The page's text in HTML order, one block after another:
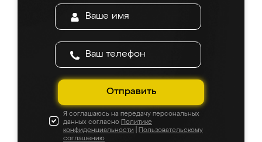
Отправить
Я соглашаюсь на передачу персональных
данных согласно Политике
конфиденциальности
Пользовательскому
соглашению